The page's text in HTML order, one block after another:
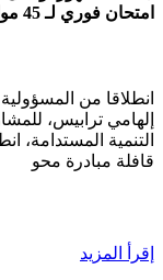
امتحان فوري لـ 45 مواطن أمي بمركز الأبعادية ب
انطلاقا من
إلهامي ترابيس،
قافلة مبادرة محو
إقرأ المزيد